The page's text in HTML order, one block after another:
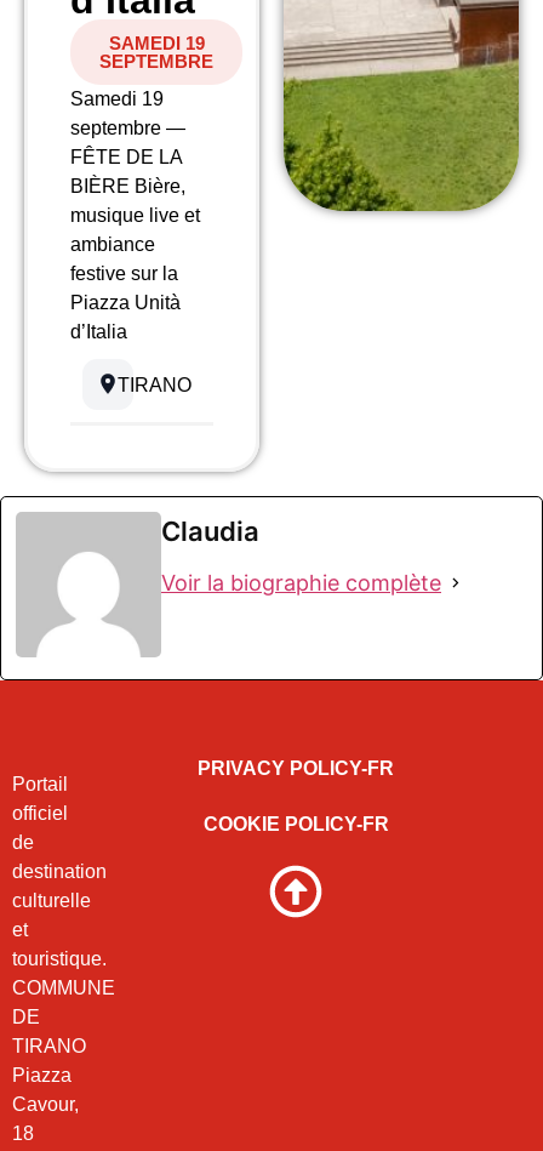
SAMEDI 19
SEPTEMBRE
Samedi 19
septembre —
FÊTE DE LA
BIÈRE Bière,
musique live et
ambiance
festive sur la
Piazza Unità
d’Italia
TIRANO
Claudia
Voir la biographie complète
Portail
officiel
de
destination
culturelle
et
touristique.
COMMUNE
DE
TIRANO
Piazza
Cavour,
18
PRIVACY POLICY-FR
COOKIE POLICY-FR